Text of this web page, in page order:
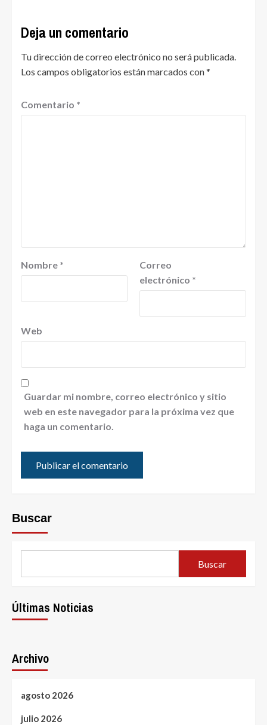
Deja un comentario
Tu dirección de correo electrónico no será publicada.
Los campos obligatorios están marcados con*
Comentario *
Nombre *
Correo
electrónico *
Web
Guardar mi nombre, correo electrónico y sitio
web en este navegador para la próxima vez que
haga un comentario.
Buscar
Buscar
Últimas Noticias
Archivo
agosto 2026
julio 2026